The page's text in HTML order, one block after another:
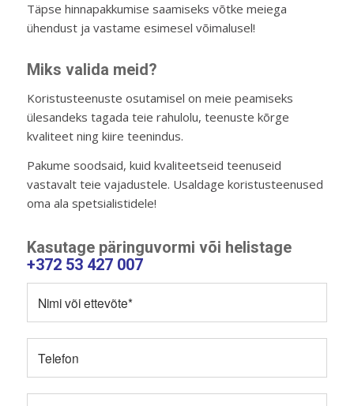
Täpse hinnapakkumise saamiseks võtke meiega
ühendust ja vastame esimesel võimalusel!
Miks valida meid?
Koristusteenuste osutamisel on meie peamiseks
ülesandeks tagada teie rahulolu, teenuste kõrge
kvaliteet ning kiire teenindus.
Pakume soodsaid, kuid kvaliteetseid teenuseid
vastavalt teie vajadustele. Usaldage koristusteenused
oma ala spetsialistidele!
Kasutage päringuvormi või helistage
+372 53 427 007